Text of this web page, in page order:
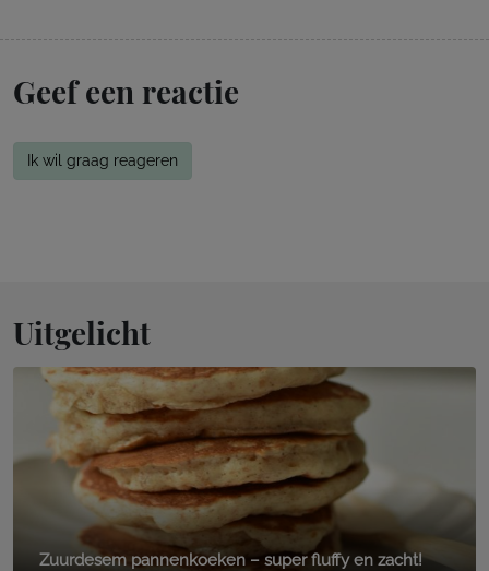
Geef een reactie
Ik wil graag reageren
Uitgelicht
Zuurdesem pannenkoeken – super fluffy en zacht!